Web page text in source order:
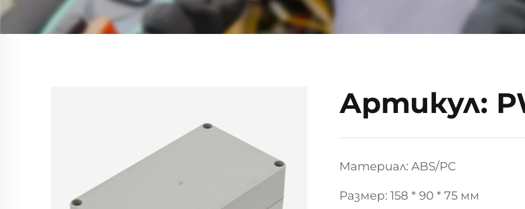
Артикул:
Материал: ABS/PC
Размер: 158 * 90 * 75 мм